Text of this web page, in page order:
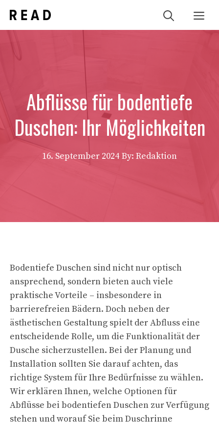
Inhalt
springen
Abflüsse für bodentiefe
Duschen: Ihr Möglichkeiten
16. September 2024 By: Redaktion
Bodentiefe Duschen sind nicht nur optisch
ansprechend, sondern bieten auch viele
praktische Vorteile – insbesondere in
barrierefreien Bädern. Doch neben der
ästhetischen Gestaltung spielt der Abfluss eine
entscheidende Rolle, um die Funktionalität der
Dusche sicherzustellen. Bei der Planung und
Installation sollten Sie darauf achten, das
richtige System für Ihre Bedürfnisse zu wählen.
Wir erklären Ihnen, welche Optionen für
Abflüsse bei bodentiefen Duschen zur Verfügung
stehen und worauf Sie beim Duschrinne